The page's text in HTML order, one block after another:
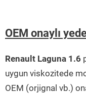
OEM onaylı
Renault Laguna 1.6
uygun viskozitede
OEM (orjignal vb.)